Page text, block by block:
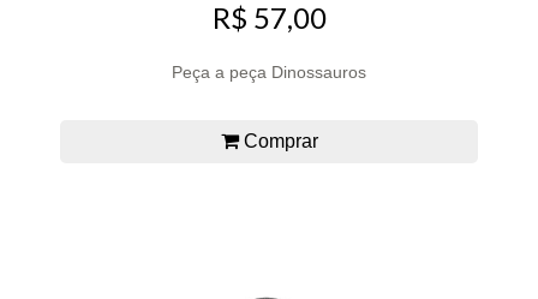
R$ 57,00
Peça a peça Dinossauros
Comprar